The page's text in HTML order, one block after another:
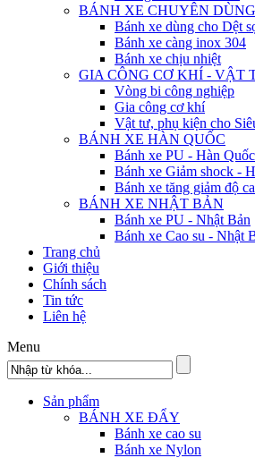
BÁNH XE CHUYÊN DÙNG
Bánh xe dùng cho Dệt
Bánh xe càng inox 304
Bánh xe chịu nhiệt
GIA CÔNG CƠ KHÍ - VẬT
Vòng bi công nghiệp
Gia công cơ khí
Vật tư, phụ kiện cho
BÁNH XE HÀN QUỐC
Bánh xe PU - Hàn Quốc
Bánh xe Giảm shock -
Bánh xe tăng giảm độ
BÁNH XE NHẬT BẢN
Bánh xe PU - Nhật Bản
Bánh xe Cao su - Nhật
Trang chủ
Giới thiệu
Chính sách
Tin tức
Liên hệ
Menu
Sản phẩm
BÁNH XE ĐẨY
Bánh xe cao su
Bánh xe Nylon